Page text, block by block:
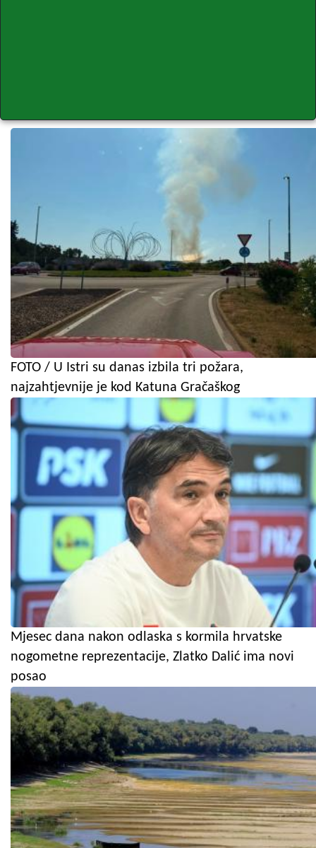
FOTO / U Istri su danas izbila tri požara,
najzahtjevnije je kod Katuna Gračaškog
Mjesec dana nakon odlaska s kormila hrvatske
nogometne reprezentacije, Zlatko Dalić ima novi
posao